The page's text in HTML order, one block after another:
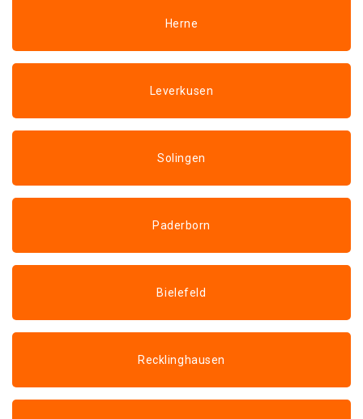
Herne
Leverkusen
Solingen
Paderborn
Bielefeld
Recklinghausen